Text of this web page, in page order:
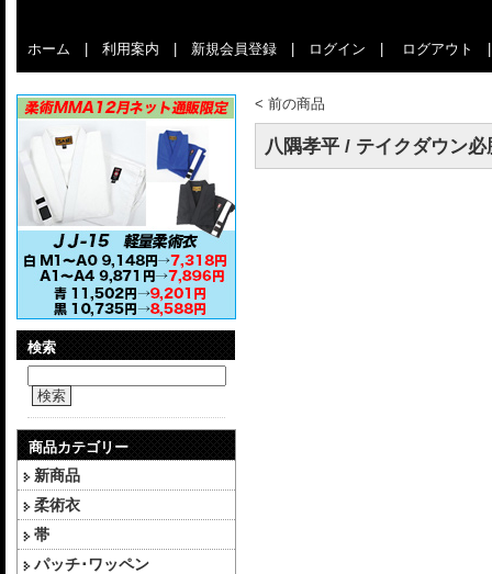
ホーム 利用案内 新規会員登録 ログイン ログアウト
検索
検索
商品カテゴリー
新商品
柔術衣
帯
パッチ･ワッペン
< 前の商品
八隅孝平 / テイクダウン